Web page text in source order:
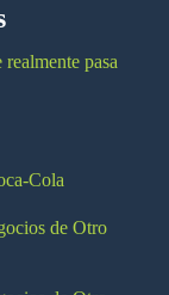
pasa
Cola
de Otro